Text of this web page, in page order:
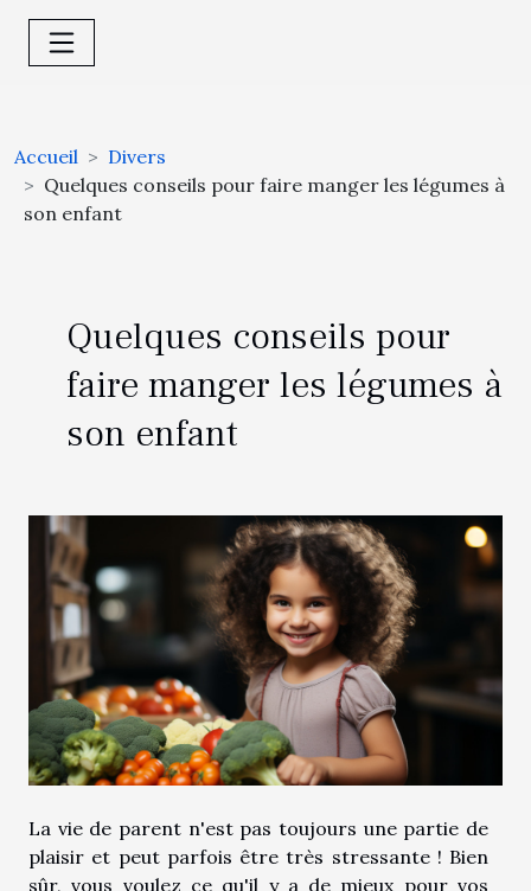
Accueil
Divers
Quelques conseils pour faire manger les légumes à
son enfant
Quelques conseils pour
faire manger les légumes à
son enfant
La vie de parent n'est pas toujours une partie de
plaisir et peut parfois être très stressante ! Bien
sûr, vous voulez ce qu'il y a de mieux pour vos